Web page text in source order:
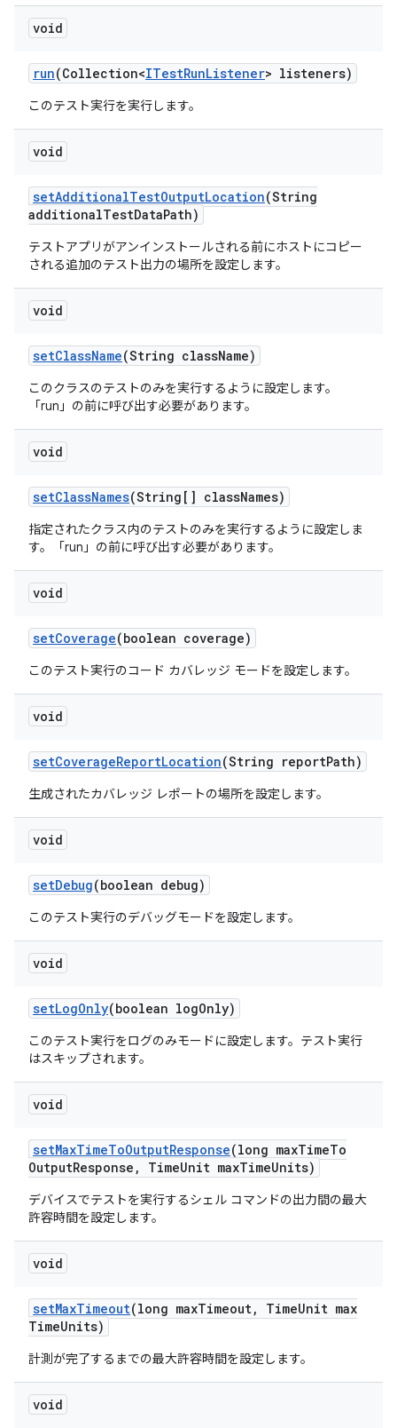
void
run(Collection<ITestRunListener> listeners)
このテスト実行を実行します。
void
setAdditionalTestOutputLocation(String
additionalTestDataPath)
テストアプリがアンインストールされる前にホストにコピー
される追加のテスト出力の場所を設定します。
void
setClassName(String className)
このクラスのテストのみを実行するように設定します。
「run」の前に呼び出す必要があります。
void
setClassNames(String[] classNames)
指定されたクラス内のテストのみを実行するように設定しま
す。「run」の前に呼び出す必要があります。
void
setCoverage(boolean coverage)
このテスト実行のコード カバレッジ モードを設定します。
void
setCoverageReportLocation(String reportPath)
生成されたカバレッジ レポートの場所を設定します。
void
setDebug(boolean debug)
このテスト実行のデバッグモードを設定します。
void
setLogOnly(boolean logOnly)
このテスト実行をログのみモードに設定します。テスト実行
はスキップされます。
void
setMaxTimeToOutputResponse(long maxTimeTo
OutputResponse , TimeUnit maxTimeUnits)
デバイスでテストを実行するシェル コマンドの出力間の最大
許容時間を設定します。
void
setMaxTimeout(long maxTimeout, TimeUnit max
TimeUnits)
計測が完了するまでの最大許容時間を設定します。
void